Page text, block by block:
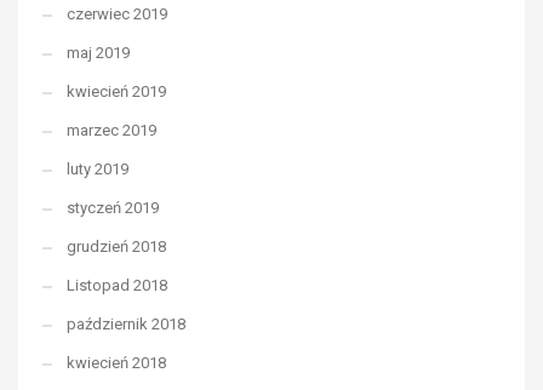
czerwiec 2019
maj 2019
kwiecień 2019
marzec 2019
luty 2019
styczeń 2019
grudzień 2018
Listopad 2018
październik 2018
kwiecień 2018